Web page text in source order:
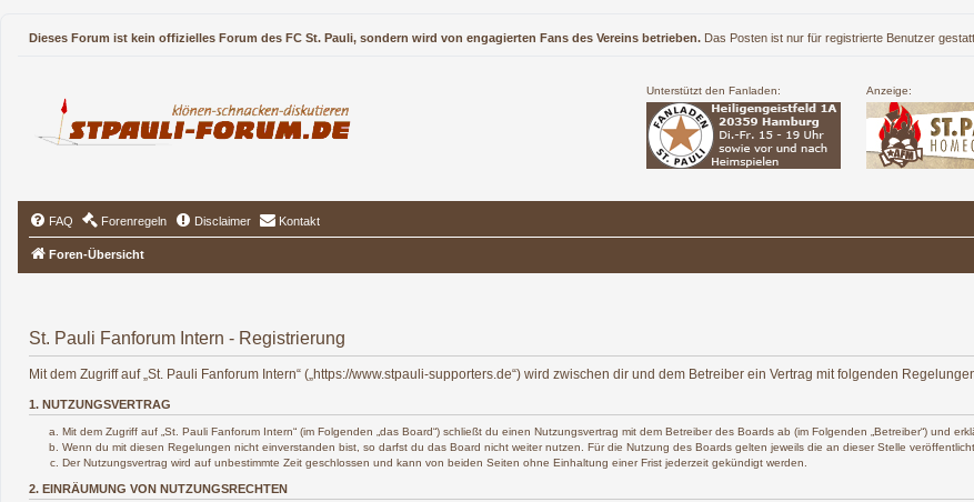
Dieses Forum ist kein offizielles Forum des FC St. Pauli, sondern wird von engagierten Fans des Vereins betrieben. Das Posten ist nur für registrierte Benutzer
Unterstützt den Fanladen: Anzeige:
FAQ Forenregeln Disclaimer Kontakt
Foren-Übersicht
St. Pauli Fanforum Intern - Registrierung
Mit dem Zugriff auf „St. Pauli Fanforum Intern“ („https://www.stpauli-supporters.de“) wird zwischen dir und dem Betreiber ein Vertrag mit folgenden
1. NUTZUNGSVERTRAG
Mit dem Zugriff auf „St. Pauli Fanforum Intern“ (im Folgenden „das Board“) schließt du einen Nutzungsvertrag mit dem Betreiber des Boards ab (im Folgenden „Betreiber“) und
Wenn du mit diesen Regelungen nicht einverstanden bist, so darfst du das Board nicht weiter nutzen. Für die Nutzung des Boards gelten jeweils die an dieser Stelle
Der Nutzungsvertrag wird auf unbestimmte Zeit geschlossen und kann von beiden Seiten ohne Einhaltung einer Frist jederzeit gekündigt werden.
2. EINRÄUMUNG VON NUTZUNGSRECHTEN